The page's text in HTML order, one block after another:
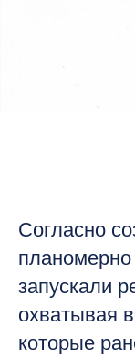
Согласно
планомерно
запускали
охватывая
которые